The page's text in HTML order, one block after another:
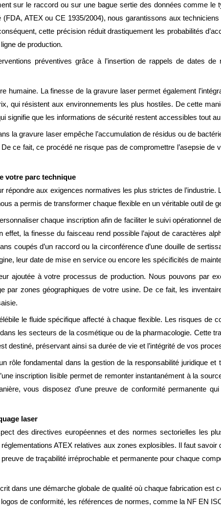
sur le raccord ou sur une bague sertie des données comme le
ATEX ou CE 1935/2004), nous garantissons aux
cette précision réduit drastiquement les probabilités
de production.
préventives grâce à l’insertion de rappels de dates de
humaine. La finesse de la gravure laser permet également
qui résistent aux environnements les plus hostiles. De cette
signifie que les informations de sécurité restent accessibles tout
la gravure laser empêche l’accumulation de résidus ou de
ce fait, ce procédé ne risque pas de compromettre l’asepsie de
votre parc technique
aux exigences normatives les plus strictes de l’industrie.
a permis de transformer chaque flexible en un véritable outil de
chaque inscription afin de faciliter le suivi opérationnel
effet, la finesse du faisceau rend possible l’ajout de caractères
coupés d’un raccord ou la circonférence d’une douille de
leur date de mise en service ou encore les spécificités de
ajoutée à votre processus de production. Nous pouvons par
par zones géographiques de votre usine. De ce fait, les
le fluide spécifique affecté à chaque flexible. Les risques de
les secteurs de la cosmétique ou de la pharmacologie. Cette
destiné, préservant ainsi sa durée de vie et l’intégrité de vos
rôle fondamental dans la gestion de la responsabilité juridique et
inscription lisible permet de remonter instantanément à la
vous disposez d’une preuve de conformité permanente
laser
des directives européennes et des normes sectorielles les
ATEX relatives aux zones explosibles. Il faut savoir
de traçabilité irréprochable et permanente pour chaque
dans une démarche globale de qualité où chaque fabrication est
de conformité, les références de normes, comme la NF EN